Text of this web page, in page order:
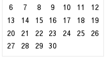
6
7 8 9 10 11
12
13
14 15 16 17 18
19
20
21 22 23 24 25
26
27
28 29 30